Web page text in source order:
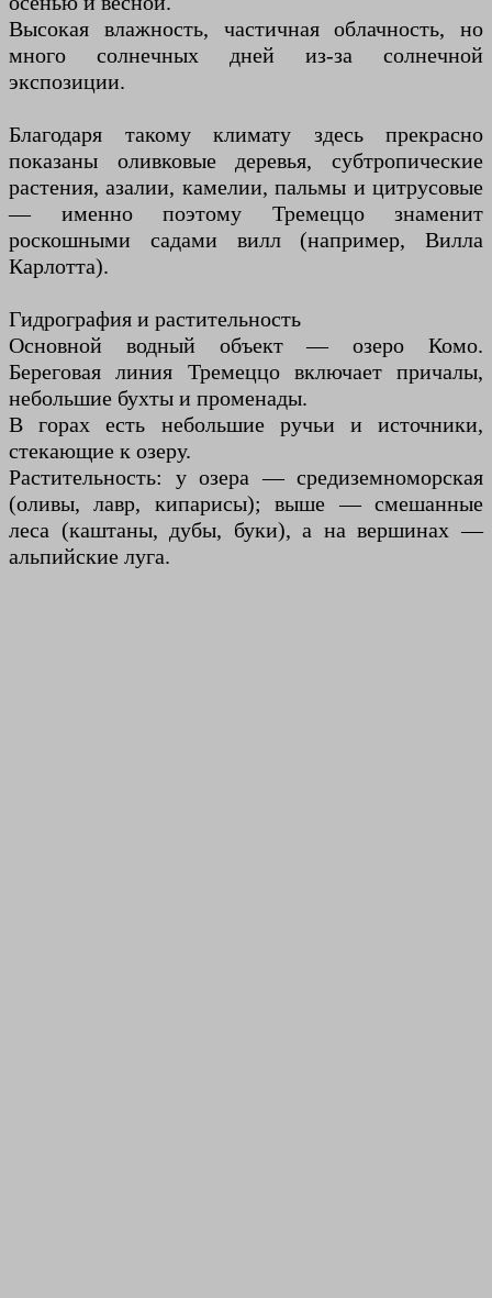
Высокая влажность, частичная облачность, но
много солнечных дней из-за солнечной
экспозиции.
Благодаря такому климату здесь прекрасно
показаны оливковые деревья, субтропические
растения, азалии, камелии, пальмы и цитрусовые
— именно поэтому Тремеццо знаменит
роскошными садами вилл (например, Вилла
Карлотта).
Гидрография и растительность
Основной водный объект — озеро Комо.
Береговая линия Тремеццо включает причалы,
небольшие бухты и променады.
В горах есть небольшие ручьи и источники,
стекающие к озеру.
Растительность: у озера — средиземноморская
(оливы, лавр, кипарисы); выше — смешанные
леса (каштаны, дубы, буки), а на вершинах —
альпийские луга.